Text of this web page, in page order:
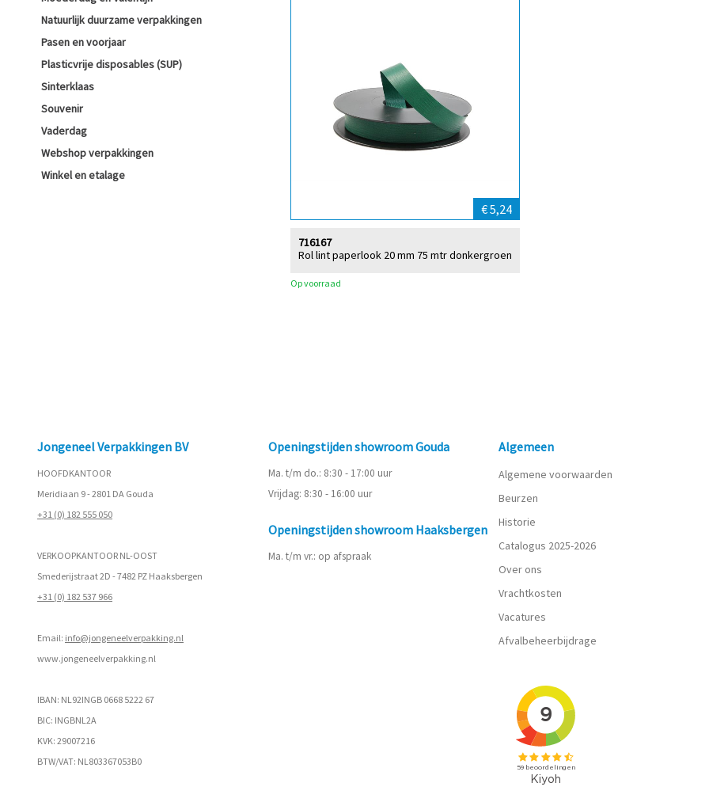
Natuurlijk duurzame verpakkingen
Pasen en voorjaar
Plasticvrije disposables (SUP)
Sinterklaas
Souvenir
Vaderdag
Webshop verpakkingen
Winkel en etalage
€ 5,24
Rol lint paperlook 20 mm 75 mtr donkergroen
716167
Op voorraad
Jongeneel Verpakkingen BV
HOOFDKANTOOR
Meridiaan 9 - 2801 DA Gouda
+31 (0) 182 555 050
VERKOOPKANTOOR NL-OOST
Smederijstraat 2D - 7482 PZ Haaksbergen
+31 (0) 182 537 966
Email: info@jongeneelverpakking.nl
www.jongeneelverpakking.nl
IBAN: NL92INGB 0668 5222 67
BIC: INGBNL2A
KVK: 29007216
BTW/VAT: NL803367053B0
Openingstijden showroom Gouda
Ma. t/m do.: 8:30 - 17:00 uur
Vrijdag: 8:30 - 16:00 uur
Openingstijden showroom Haaksbergen
Ma. t/m vr.: op afspraak
Algemeen
Algemene voorwaarden
Beurzen
Historie
Catalogus 2025-2026
Over ons
Vrachtkosten
Vacatures
Afvalbeheerbijdrage